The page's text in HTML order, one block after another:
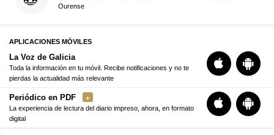
Ourense
APLICACIONES MÓVILES
La Voz de Galicia
Toda la información en tu móvil. Recibe notificaciones y no te
pierdas la actualidad más relevante
Periódico en PDF
La experiencia de lectura del diario impreso, ahora, en formato
digital